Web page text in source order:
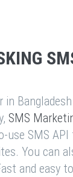
in
SMS
SMS API
You can
and easy